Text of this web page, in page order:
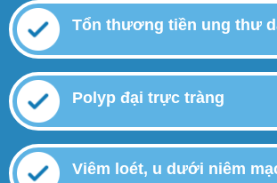
Tổn thương tiền ung thư
Polyp đại trực tràng
Viêm loét, u dưới niêm